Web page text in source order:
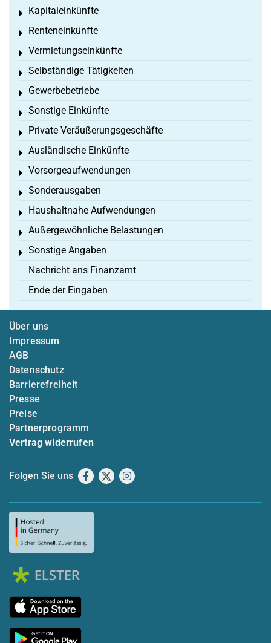
Kapitaleinkünfte
Toggle menu
Renteneinkünfte
Toggle menu
Vermietungseinkünfte
Toggle menu
Selbständige Tätigkeiten
Toggle menu
Gewerbebetriebe
Toggle menu
Sonstige Einkünfte
Toggle menu
Private Veräußerungsgeschäfte
Toggle menu
Ausländische Einkünfte
Toggle menu
Vorsorgeaufwendungen
Toggle menu
Sonderausgaben
Toggle menu
Haushaltnahe Aufwendungen
Toggle menu
Außergewöhnliche Belastungen
Toggle menu
Sonstige Angaben
Toggle menu
Nachricht ans Finanzamt
Ende der Eingaben
Über uns
Impressum
AGB
Datenschutz
Barrierefreiheit
Presse
Preise
Partnerprogramm
Vertrag widerrufen
Folgen Sie uns Facebook
X Instagram